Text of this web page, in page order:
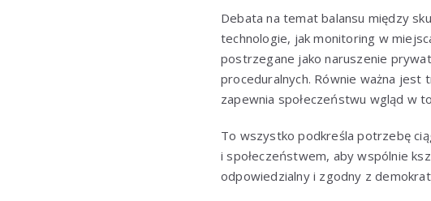
Debata na temat balansu między
technologie, jak monitoring w
postrzegane jako naruszenie
proceduralnych. Równie ważna jest
zapewnia społeczeństwu wgląd w
To wszystko podkreśla potrzebę
i społeczeństwem, aby wspólnie
odpowiedzialny i zgodny z